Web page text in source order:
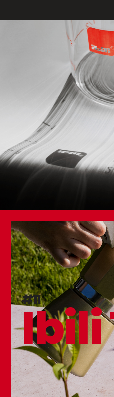
Cafetera Silbante Classic
Tetera con Filtro Stove
#11
Ibili